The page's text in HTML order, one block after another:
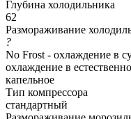
Глубина холодильника
62
Размораживание
?
No Frost - охлаждение в
охлаждение в
капельное
Тип компрессора
стандартный